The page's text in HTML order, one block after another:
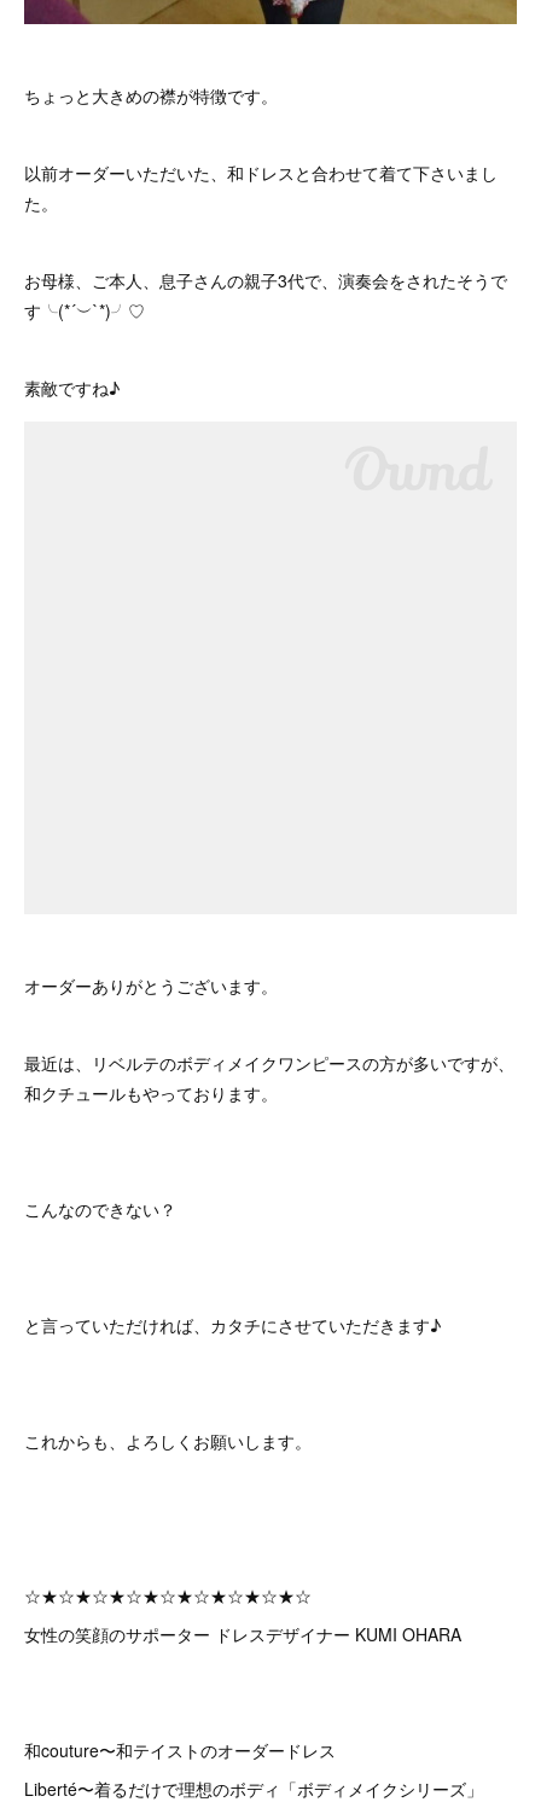
ちょっと大きめの襟が特徴です。
以前オーダーいただいた、和ドレスと合わせて着て下さいまし
た。
お母様、ご本人、息子さんの親子3代で、演奏会をされたそうで
す╰(*´︶`*)╯♡
素敵ですね♪
オーダーありがとうございます。
最近は、リベルテのボディメイクワンピースの方が多いですが、
和クチュールもやっております。
こんなのできない？
と言っていただければ、カタチにさせていただきます♪
これからも、よろしくお願いします。
☆★☆★☆★☆★☆★☆★☆★☆★☆
女性の笑顔のサポーター ドレスデザイナー KUMI OHARA
和couture〜和テイストのオーダードレス
Liberté〜着るだけで理想のボディ「ボディメイクシリーズ」